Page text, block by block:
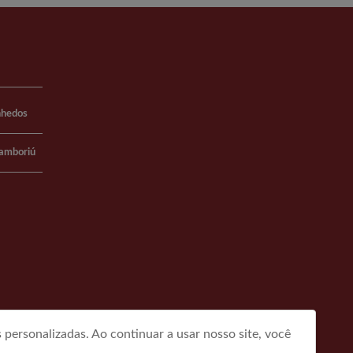
Ao continuar a usar nosso site, você